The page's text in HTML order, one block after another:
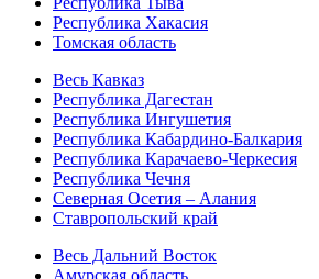
Республика Хакасия
Томская область
Весь Кавказ
Республика Дагестан
Республика Ингушетия
Республика Кабардино-Балкария
Республика Карачаево-Черкесия
Республика Чечня
Северная Осетия – Алания
Ставропольский край
Весь Дальний Восток
Амурская область